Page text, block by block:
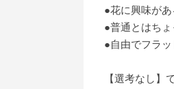
●花に興味が
●普通とはち
●自由でフラ
【選考なし】